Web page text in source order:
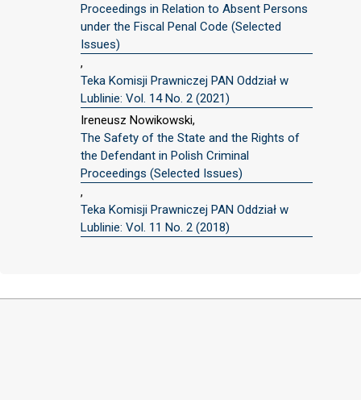
Proceedings in Relation to Absent Persons
under the Fiscal Penal Code (Selected
Issues)
,
Teka Komisji Prawniczej PAN Oddział w
Lublinie: Vol. 14 No. 2 (2021)
Ireneusz Nowikowski,
The Safety of the State and the Rights of
the Defendant in Polish Criminal
Proceedings (Selected Issues)
,
Teka Komisji Prawniczej PAN Oddział w
Lublinie: Vol. 11 No. 2 (2018)